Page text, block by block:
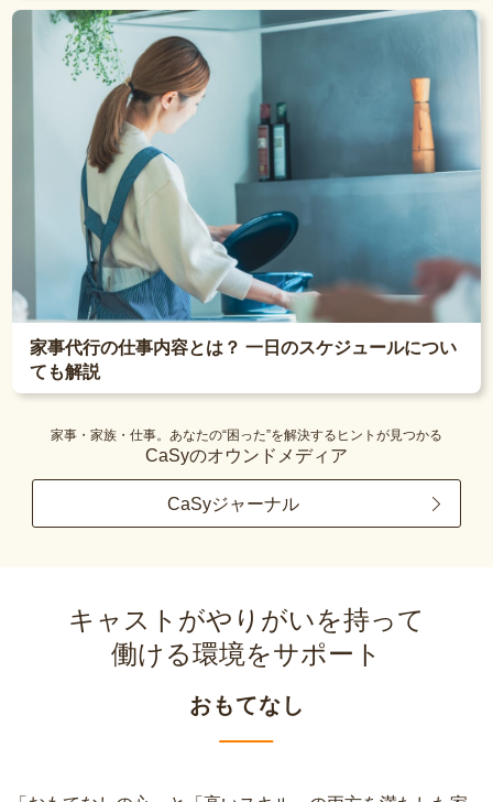
家事代行の仕事内容とは？ 一日のスケジュールについ
ても解説
家事・家族・仕事。あなたの“困った”を解決するヒントが見つかる
CaSyのオウンドメディア
CaSyジャーナル
キャストがやりがいを持って
働ける環境をサポート
おもてなし